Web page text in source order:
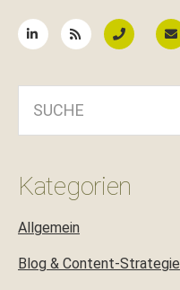
Kategorien
Allgemein
Blog & Content-Strategie